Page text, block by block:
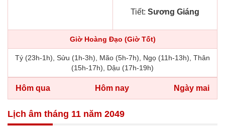
Tiết: Sương Giáng
Giờ Hoàng Đạo (Giờ Tốt)
Tý (23h-1h), Sửu (1h-3h), Mão (5h-7h), Ngọ (11h-13h), Thân
(15h-17h), Dậu (17h-19h)
Hôm qua Hôm nay Ngày mai
Lịch âm tháng 11 năm 2049